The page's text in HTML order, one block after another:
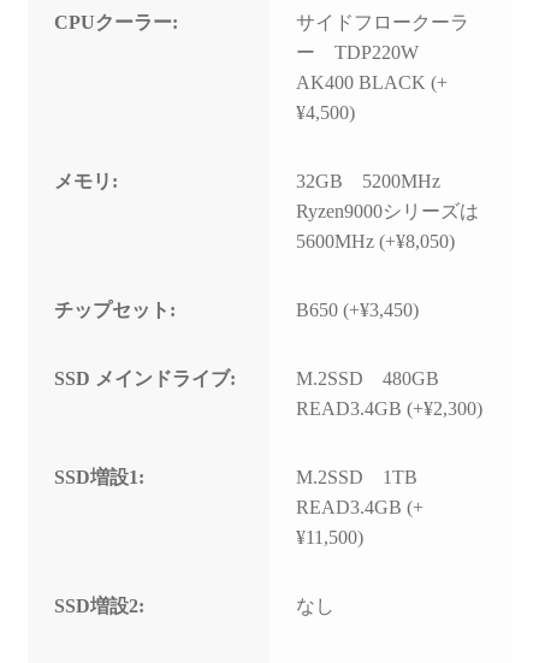
CPUクーラー:
サイドフロークーラ
ー TDP220W
AK400 BLACK (+
¥4,500)
メモリ:
32GB 5200MHz
Ryzen9000シリーズは
5600MHz (+¥8,050)
チップセット: B650 (+¥3,450)
SSD メインドライブ:
M.2SSD 480GB
READ3.4GB (+¥2,300)
SSD増設1:
M.2SSD 1TB
READ3.4GB (+
¥11,500)
SSD増設2: なし